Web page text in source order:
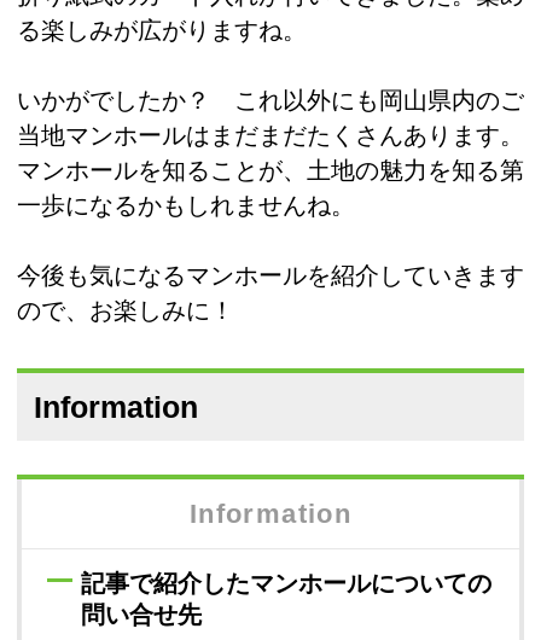
る楽しみが広がりますね。
いかがでしたか？ これ以外にも岡山県内のご
当地マンホールはまだまだたくさんあります。
マンホールを知ることが、土地の魅力を知る第
一歩になるかもしれませんね。
今後も気になるマンホールを紹介していきます
ので、お楽しみに！
Information
Information
記事で紹介したマンホールについての
問い合せ先